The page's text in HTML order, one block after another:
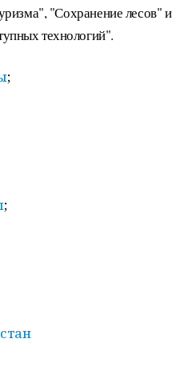
"Сохранение лесов" и
технологий".
;
;